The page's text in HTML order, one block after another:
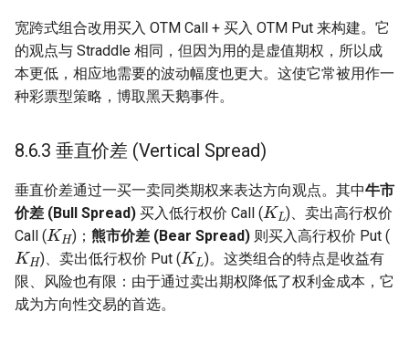
宽跨式组合改用买入 OTM Call + 买入 OTM Put 来构建。它
的观点与 Straddle 相同，但因为用的是虚值期权，所以成
本更低，相应地需要的波动幅度也更大。这使它常被用作一
种彩票型策略，博取黑天鹅事件。
8.6.3 垂直价差 (Vertical Spread)
垂直价差通过一买一卖同类期权来表达方向观点。其中牛市
价差 (Bull Spread) 买入低行权价 Call (
KL
)、卖出高行权价
Call (
KH
)；熊市价差 (Bear Spread) 则买入高行权价 Put (
KH
)、卖出低行权价 Put (
K L
)。这类组合的特点是收益有
限、风险也有限：由于通过卖出期权降低了权利金成本，它
成为方向性交易的首选。